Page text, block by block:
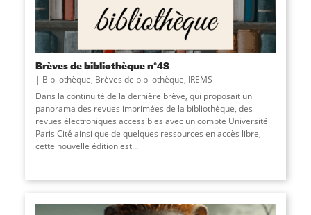
Brèves de bibliothèque n°48
Bibliothèque, Brèves de bibliothèque, IREMS
Dans la continuité de la dernière brève, qui proposait un
panorama des revues imprimées de la bibliothèque, des
revues électroniques accessibles avec un compte Université
Paris Cité ainsi que de quelques ressources en accès libre,
cette nouvelle édition est...